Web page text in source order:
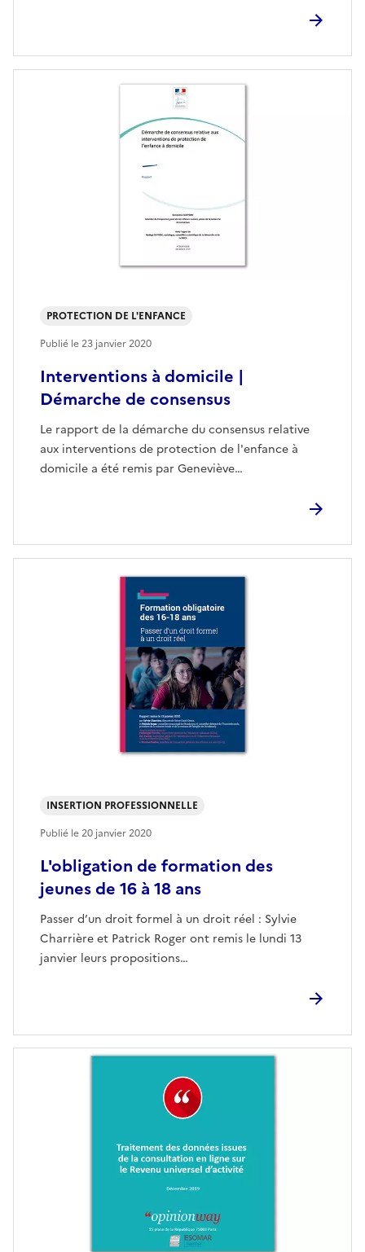
Interventions à domicile |
Démarche de consensus
Le rapport de la démarche du consensus relative
aux interventions de protection de l'enfance à
domicile a été remis par Geneviève…
PROTECTION DE L'ENFANCE
Publié le23 janvier 2020
L'obligation de formation des
jeunes de 16 à 18 ans
Passer d’un droit formel à un droit réel : Sylvie
Charrière et Patrick Roger ont remis le lundi 13
janvier leurs propositions…
INSERTION PROFESSIONNELLE
Publié le20 janvier 2020